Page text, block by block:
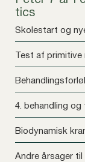
tics
Skolestart og
Test af
4. behandling og
Biodynamisk
Andre årsager